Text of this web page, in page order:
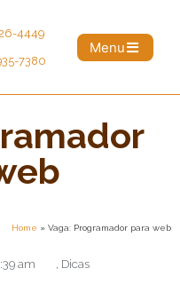
4449
7380
Menu
Home » Vaga: Programador para web
am , Dicas